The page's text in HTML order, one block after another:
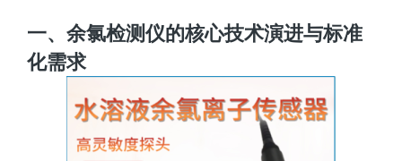
一、 余氯检测仪的核心技术演进与标准
化需求